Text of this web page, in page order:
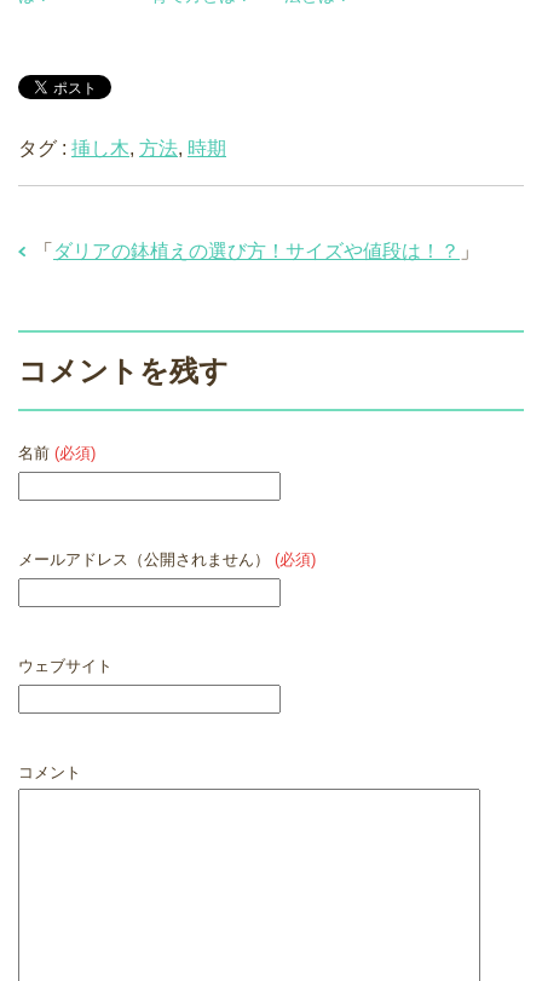
タグ : 挿し木, 方法, 時期
「 ダリアの鉢植えの選び方！サイズや値段は！？ 」
コメントを残す
名前 (必須)
メールアドレス（公開されません） (必須)
ウェブサイト
コメント